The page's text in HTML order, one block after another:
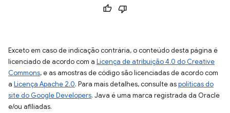
Exceto em caso de indicação contrária, o conteúdo desta página é
licenciado de acordo com a Licença de atribuição 4.0 do Creative
Commons, e as amostras de código são licenciadas de acordo com
a Licença Apache 2.0. Para mais detalhes, consulte aspolíticas do
site do Google Developers. Java é uma marca registrada da Oracle
e/ou afiliadas.